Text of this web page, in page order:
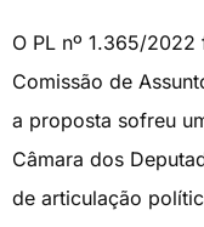
O PL nº 1.365/
Comissão de
a proposta sofreu
Câmara dos
de articulação